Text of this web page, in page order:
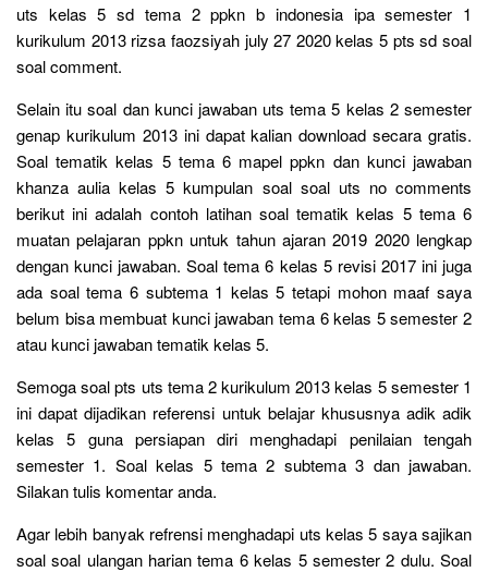
uts kelas 5 sd tema 2 ppkn b indonesia ipa semester 1
kurikulum 2013 rizsa faozsiyah july 27 2020 kelas 5 pts sd soal
soal comment.
Selain itu soal dan kunci jawaban uts tema 5 kelas 2 semester
genap kurikulum 2013 ini dapat kalian download secara gratis.
Soal tematik kelas 5 tema 6 mapel ppkn dan kunci jawaban
khanza aulia kelas 5 kumpulan soal soal uts no comments
berikut ini adalah contoh latihan soal tematik kelas 5 tema 6
muatan pelajaran ppkn untuk tahun ajaran 2019 2020 lengkap
dengan kunci jawaban. Soal tema 6 kelas 5 revisi 2017 ini juga
ada soal tema 6 subtema 1 kelas 5 tetapi mohon maaf saya
belum bisa membuat kunci jawaban tema 6 kelas 5 semester 2
atau kunci jawaban tematik kelas 5.
Semoga soal pts uts tema 2 kurikulum 2013 kelas 5 semester 1
ini dapat dijadikan referensi untuk belajar khususnya adik adik
kelas 5 guna persiapan diri menghadapi penilaian tengah
semester 1. Soal kelas 5 tema 2 subtema 3 dan jawaban.
Silakan tulis komentar anda.
Agar lebih banyak refrensi menghadapi uts kelas 5 saya sajikan
soal soal ulangan harian tema 6 kelas 5 semester 2 dulu. Soal